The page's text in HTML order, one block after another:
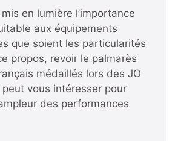
en lumière l’importance
aux équipements
que soient les particularités
propos, revoir le palmarès
médaillés lors des JO
peut vous intéresser pour
des performances